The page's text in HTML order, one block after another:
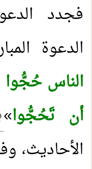
فجدد
الدعوة
الناس حُجُّوا
أن تَحُجُّوا»
الأحاديث،